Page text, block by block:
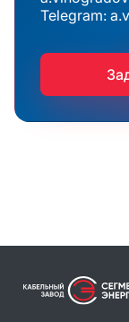
Telegram: